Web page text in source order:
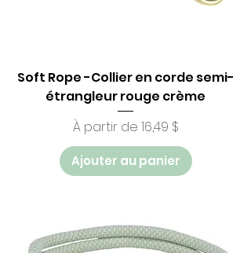
Soft Rope -Collier en corde semi-
étrangleur rouge crème
À partir de 16,49 $
Prix promotionnel
Ajouter au panier